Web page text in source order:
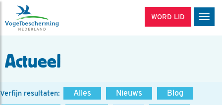
WORD LID
Actueel
Verfijn resultaten: Alles Nieuws
Blog